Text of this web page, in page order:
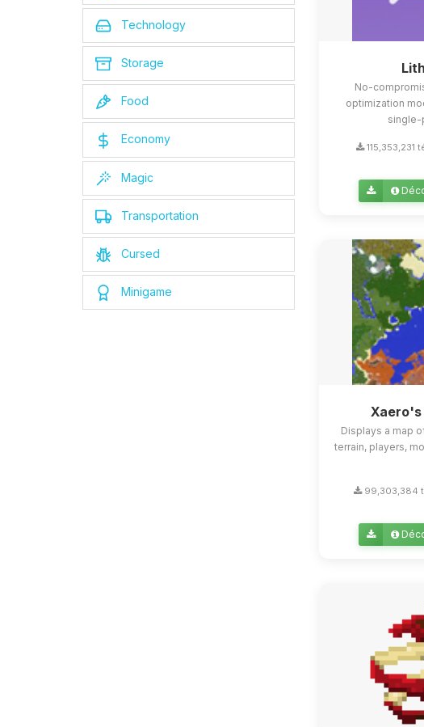
Technology
Storage
Food
Economy
Magic
Transportation
Cursed
Minigame
No-
optimization
single-
115,353,231
Xaero's
Displays a map
terrain, players,
99,303,384